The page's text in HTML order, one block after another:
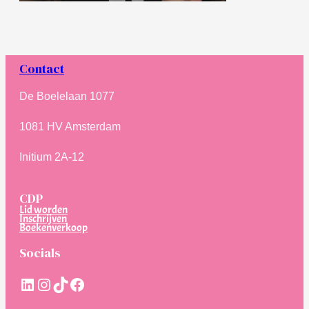
Contact
De Boelelaan 1077
1081 HV Amsterdam
Initium 2A-12
CDP
Lid worden
Inschrijven
Boekenverkoop
Socials
LinkedIn
Instagram
TikTokFacebook